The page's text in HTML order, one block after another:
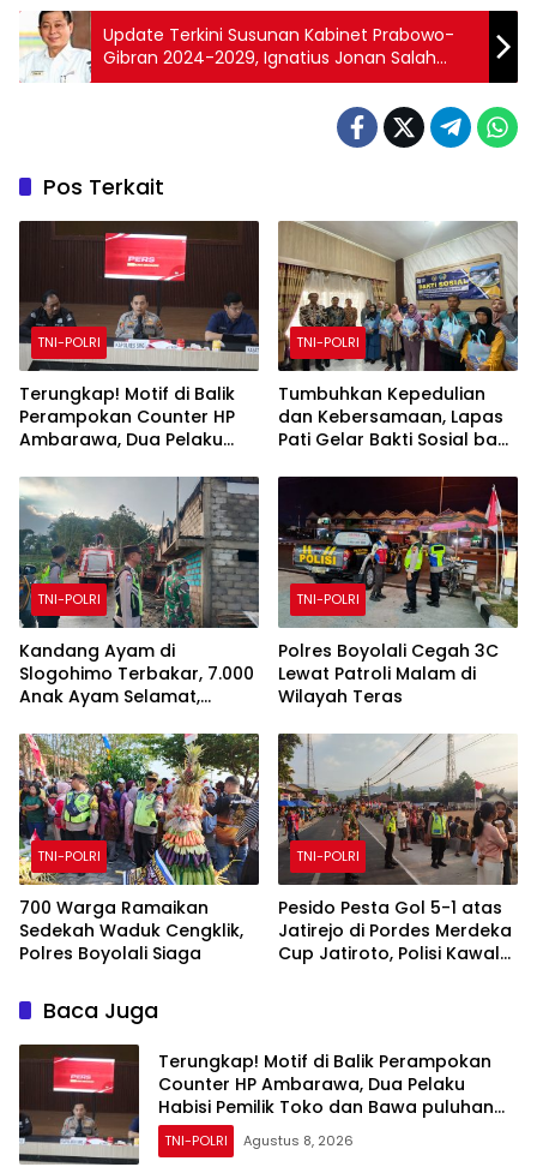
Update Terkini Susunan Kabinet Prabowo-
Gibran 2024-2029, Ignatius Jonan Salah
Satu Diantaranya
Pos Terkait
TNI-POLRI
Terungkap! Motif di Balik
Perampokan Counter HP
Ambarawa, Dua Pelaku
Bawa puluhan HP
TNI-POLRI
Tumbuhkan Kepedulian
dan Kebersamaan, Lapas
Pati Gelar Bakti Sosial bagi
TNI-POLRI
Kandang Ayam di
Slogohimo Terbakar, 7.000
Anak Ayam Selamat,
Juta
TNI-POLRI
Polres Boyolali Cegah 3C
Lewat Patroli Malam di
Wilayah Teras
TNI-POLRI
700 Warga Ramaikan
Sedekah Waduk Cengklik,
Polres Boyolali Siaga
TNI-POLRI
Pesido Pesta Gol 5-1 atas
Jatirejo di Pordes Merdeka
Cup Jatiroto, Polisi Kawal
Baca Juga
Terungkap! Motif di Balik Perampokan
Counter HP Ambarawa, Dua Pelaku
Habisi Pemilik Toko dan Bawa puluhan
HP
TNI-POLRI Agustus 8, 2026